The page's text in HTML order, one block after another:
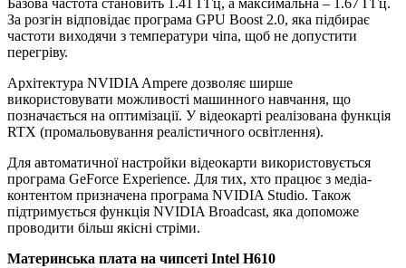
Базова частота становить 1.41 ГГц, а максимальна – 1.67 ГГц.
За розгін відповідає програма GPU Boost 2.0, яка підбирає
частоти виходячи з температури чіпа, щоб не допустити
перегріву.
Архітектура NVIDIA Ampere дозволяє ширше
використовувати можливості машинного навчання, що
позначається на оптимізації. У відеокарті реалізована функція
RTX (промальовування реалістичного освітлення).
Для автоматичної настройки відеокарти використовується
програма GeForce Experience. Для тих, хто працює з медіа-
контентом призначена програма NVIDIA Studio. Також
підтримується функція NVIDIA Broadcast, яка допоможе
проводити більш якісні стріми.
Материнська плата на чипсеті Intel H610